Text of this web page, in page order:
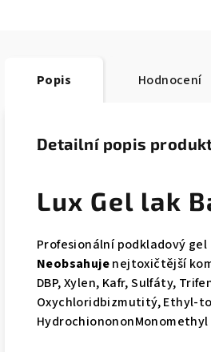
Popis Hodnocení
Detailní popis
Lux Gel lak
Profesionální podkladový
Neobsahujenejtoxičtější
DBP, Xylen, Kafr, Sulfáty,
Oxychloridbizmutitý, Ethyl-
HydrochionononMonomethyl